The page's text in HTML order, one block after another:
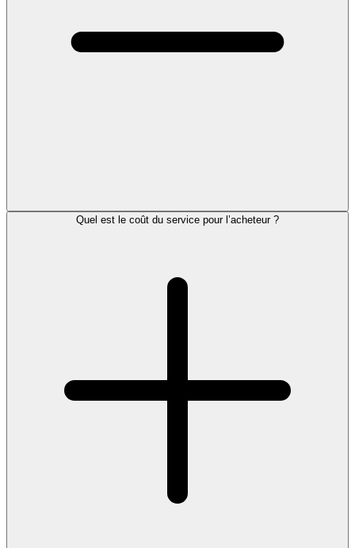
Quel est le coût du service pour l’acheteur ?